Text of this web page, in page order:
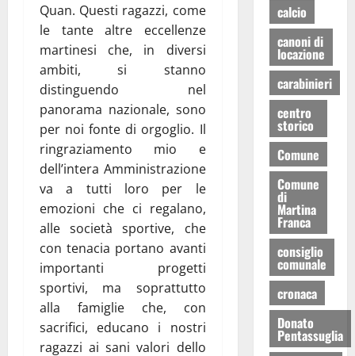
Quan. Questi ragazzi, come
le tante altre eccellenze
martinesi che, in diversi
ambiti, si stanno
distinguendo nel
panorama nazionale, sono
per noi fonte di orgoglio. Il
ringraziamento mio e
dell’intera Amministrazione
va a tutti loro per le
emozioni che ci regalano,
alle società sportive, che
con tenacia portano avanti
importanti progetti
sportivi, ma soprattutto
alla famiglie che, con
sacrifici, educano i nostri
ragazzi ai sani valori dello
calcio
canoni di
locazione
carabinieri
centro
storico
Comune
Comune
di
Martina
Franca
consiglio
comunale
cronaca
Donato
Pentassuglia